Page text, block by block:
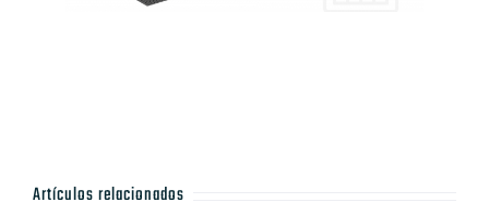
Artículos relacionados